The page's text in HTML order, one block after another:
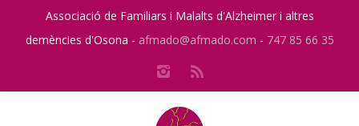
Associació de Familiars i Malalts d'Alzheimer i altres
demències d'Osona - afmado@afmado.com - 747 85 66 35